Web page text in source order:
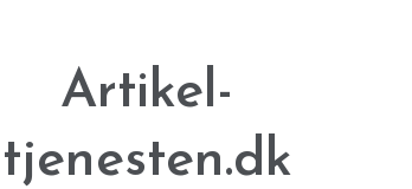
Artikel-
tjenesten.dk